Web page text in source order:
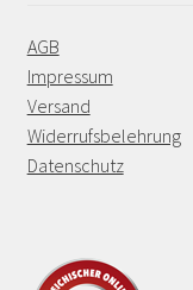
AGB
Impressum
Versand
Widerrufsbelehrung
Datenschutz